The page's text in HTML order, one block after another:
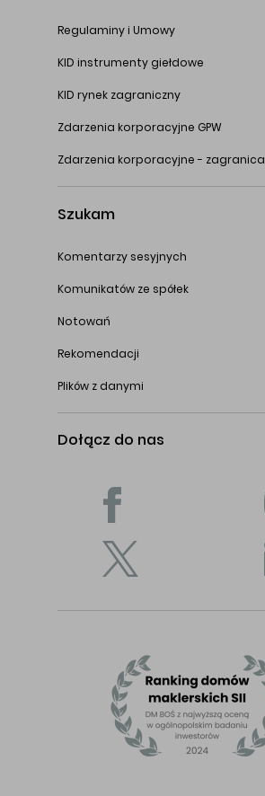
Regulaminy i Umowy
KID instrumenty giełdowe
KID rynek zagraniczny
Zdarzenia korporacyjne GPW
Zdarzenia korporacyjne - zagranica
Szukam
Komentarzy sesyjnych
Komunikatów ze spółek
Notowań
Rekomendacji
Plików z danymi
Dołącz do nas